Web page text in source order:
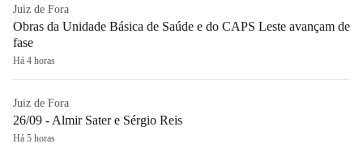
Juiz de Fora
Obras da Unidade Básica de Saúde e do CAPS Leste avançam de
fase
Há 4 horas
Juiz de Fora
26/09 - Almir Sater e Sérgio Reis
Há 5 horas